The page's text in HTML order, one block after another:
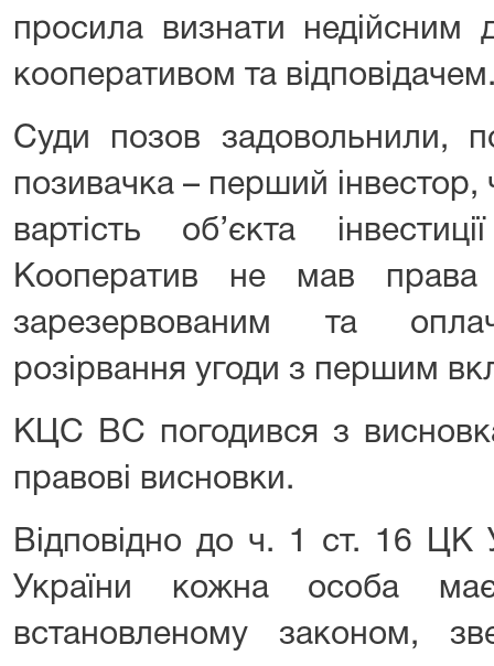
просила визнати недійсним
кооперативом та
Суди позов задовольнили,
позивачка – перший інвестор,
вартість об’єкта
Кооператив не мав права
зарезервованим та
розірвання угоди з першим
КЦС ВС погодився з
правові висновки.
Відповідно до ч. 1 ст. 16
України кожна особа
встановленому законом,